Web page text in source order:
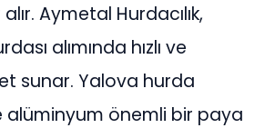
Aymetal Hurdacılık,
alımında hızlı ve
sunar. Yalova hurda
alüminyum önemli bir paya